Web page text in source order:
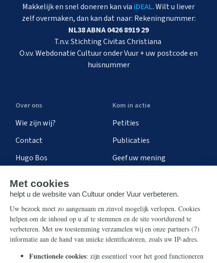
Makkelijk en snel doneren kan via iDEAL. Wilt u liever
zelf overmaken, dan kan dat naar: Rekeningnummer:
NL38 ABNA 0426 8919 29
T.n.v. Stichting Civitas Christiana
O.v.v. Webdonatie Cultuur onder Vuur + uw postcode en
huisnummer
Over ons
Wie zijn wij?
Contact
Hugo Bos
Kom in actie
Petities
Publicaties
Geef uw mening
Steun ons
Nieuwsbrief
Eenmalig
Maandelijks
Info
Contact
Ontvang onze Telegram-
berichten